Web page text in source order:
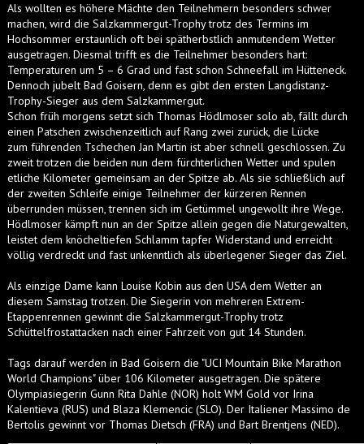
Als wollten es höhere Mächte den Teilnehmern besonders schwer
machen, wird die Salzkammergut-Trophy trotz des Termins im
Hochsommer erstaunlich oft bei spätherbstlich anmutendem Wetter
ausgetragen. Diesmal trifft es die Teilnehmer besonders hart:
Temperaturen um 5 – 6 Grad und fast schon Schneefall im Hütteneck.
Dennoch jubelt Bad Goisern, denn es gibt den ersten Langdistanz-
Trophy-Sieger aus dem Salzkammergut.
Schon früh morgens setzt sich Thomas Hödlmoser solo ab, fällt durch
einen Patschen zwischenzeitlich auf Rang zwei zurück, die Lücke
zum führenden Tschechen Jan Martin ist aber schnell geschlossen. Zu
zweit trotzen die beiden nun dem fürchterlichen Wetter und spulen
etliche Kilometer gemeinsam an der Spitze ab. Als sie schließlich auf
der zweiten Schleife einige Teilnehmer der kürzeren Rennen
überrunden müssen, trennen sich im Getümmel ungewollt ihre Wege.
Hödlmoser kämpft nun an der Spitze allein gegen die Naturgewalten,
leistet dem knöcheltiefen Schlamm tapfer Widerstand und erreicht
völlig verdreckt und fast unkenntlich als überlegener Sieger das Ziel.
Als einzige Dame kann Louise Kobin aus den USA dem Wetter an
diesem Samstag trotzen. Die Siegerin von mehreren Extrem-
Etappenrennen gewinnt die Salzkammergut-Trophy trotz
Schüttelfrostattacken nach einer Fahrzeit von gut 14 Stunden.
Tags darauf werden in Bad Goisern die "UCI Mountain Bike Marathon
World Champions" über 106 Kilometer ausgetragen. Die spätere
Olympiasiegerin Gunn Rita Dahle (NOR) holt WM Gold vor Irina
Kalentieva (RUS) und Blaza Klemencic (SLO). Der Italiener Massimo de
Bertolis gewinnt vor Thomas Dietsch (FRA) und Bart Brentjens (NED).